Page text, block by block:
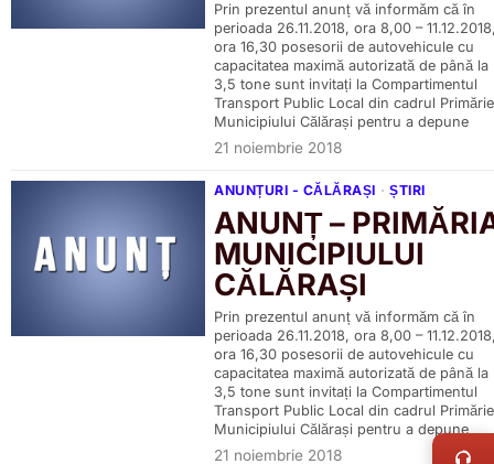
Prin prezentul anunț vă informăm că în
perioada 26.11.2018, ora 8,00 –
ora 16,30 posesorii de autovehicule cu
capacitatea maximă autorizată de până la
3,5 tone sunt invitați la Compartimentul
Transport Public Local din cadrul
Municipiului Călărași pentru a depune
21 noiembrie 2018
ANUNȚURI - CĂLĂRAȘI · ȘTIRI
ANUNȚ –
MUNICIPIULUI
CĂLĂRAȘI
Prin prezentul anunț vă informăm că în
perioada 26.11.2018, ora 8,00 –
ora 16,30 posesorii de autovehicule cu
capacitatea maximă autorizată de până la
3,5 tone sunt invitați la Compartimentul
Transport Public Local din cadrul
Municipiului Călărași pentru a depune
21 noiembrie 2018